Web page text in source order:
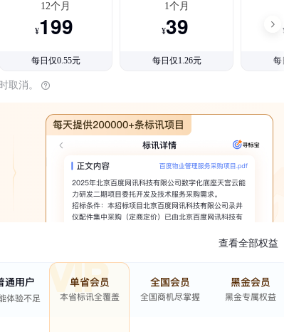
12个月
¥199
每日仅0.55元
1个月
¥39
每日仅1.26元 每
取消。
查看全部权益